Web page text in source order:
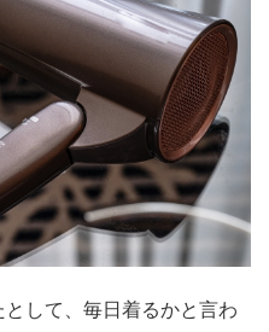
して、毎日着るかと言わ